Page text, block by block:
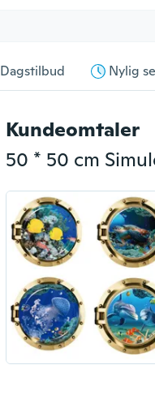
Dagstilbud Nylig
Kundeomtaler